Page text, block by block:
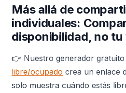
Más allá de
individuales:
disponibilidad, no tu
👉 Nuestro generador gratuito
libre/ocupado crea un enlace
solo muestra cuándo estás